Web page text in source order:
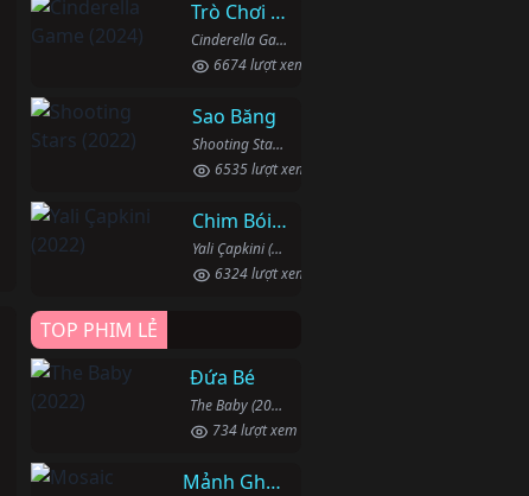
Trò Chơi Lọ Lem
Cinderella Game (2024)
6674 lượt xem
Sao Băng
Shooting Stars (2022)
6535 lượt xem
Chim Bói Cá
Yali Çapkini (2022)
6324 lượt xem
TOP PHIM LẺ
Đứa Bé
The Baby (2022)
734 lượt xem
Mảnh Ghép